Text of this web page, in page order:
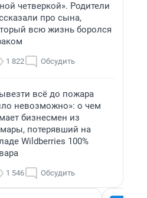
четверкой». Родители
про сына,
всю жизнь боролся
1 822 Обсудить
всё до пожара
невозможно»: о чем
бизнесмен из
потерявший на
Wildberries 100%
1 546 Обсудить